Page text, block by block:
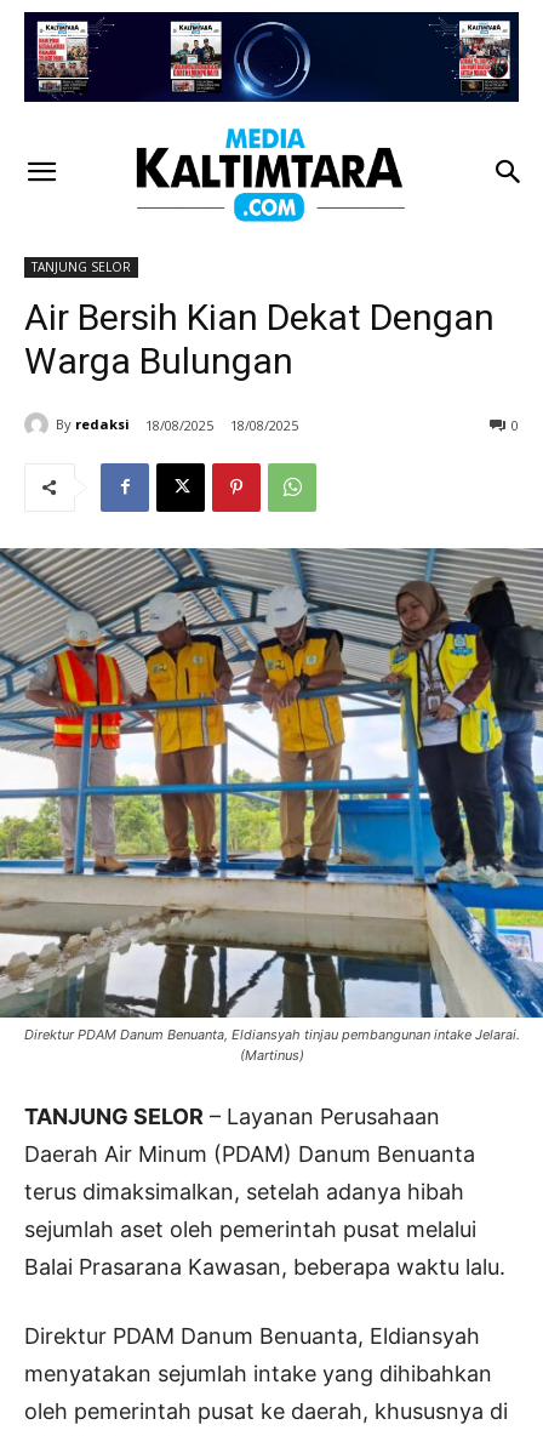
TANJUNG SELOR
Air Bersih Kian Dekat Dengan
Warga Bulungan
By redaksi 18/08/2025 18/08/2025 0
Direktur PDAM Danum Benuanta, Eldiansyah tinjau pembangunan intake Jelarai.
(Martinus)
TANJUNG SELOR – Layanan Perusahaan
Daerah Air Minum (PDAM) Danum Benuanta
terus dimaksimalkan, setelah adanya hibah
sejumlah aset oleh pemerintah pusat melalui
Balai Prasarana Kawasan, beberapa waktu lalu.
Direktur PDAM Danum Benuanta, Eldiansyah
menyatakan sejumlah intake yang dihibahkan
oleh pemerintah pusat ke daerah, khususnya di